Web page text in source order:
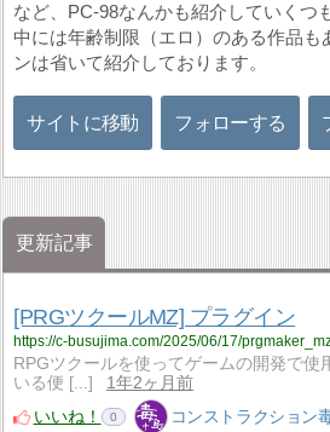
など、PC-98なんかも紹介していくつ
中には年齢制限（エロ）のある作品も
ンは省いて紹介しております。
サイトに移動 フォローする
更新記事
[PRGツクールMZ] プラグイン
RPGツクールを使ってゲームの開発で使
いる便 [...]
1年2ヶ月前
いいね！
0 コンストラクション